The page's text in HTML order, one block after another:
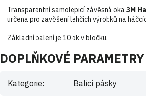
Transparentní samolepicí závěsná oka3M
určena pro zavěšení lehčích výrobků na
Základní balení je 10 ok v bločku.
DOPLŇKOVÉ PARAMETRY
Kategorie: Balicí pásky